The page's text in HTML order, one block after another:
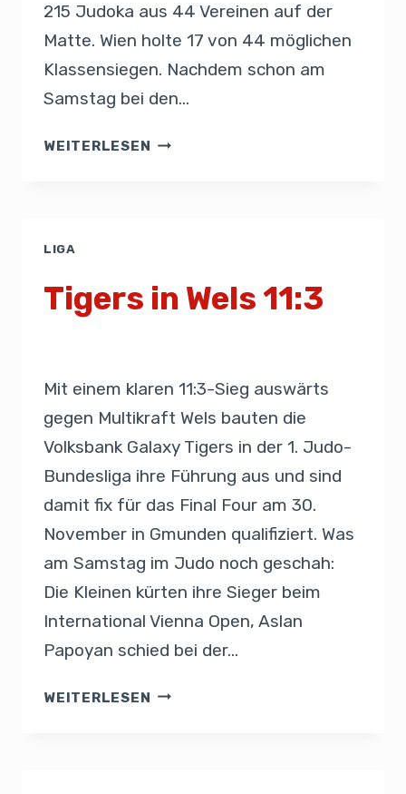
215 Judoka aus 44 Vereinen auf der
Matte. Wien holte 17 von 44 möglichen
Klassensiegen. Nachdem schon am
Samstag bei den…
WEITERLESEN
LIGA
Tigers in Wels 11:3
Mit einem klaren 11:3-Sieg auswärts
gegen Multikraft Wels bauten die
Volksbank Galaxy Tigers in der 1. Judo-
Bundesliga ihre Führung aus und sind
damit fix für das Final Four am 30.
November in Gmunden qualifiziert. Was
am Samstag im Judo noch geschah:
Die Kleinen kürten ihre Sieger beim
International Vienna Open, Aslan
Papoyan schied bei der…
WEITERLESEN